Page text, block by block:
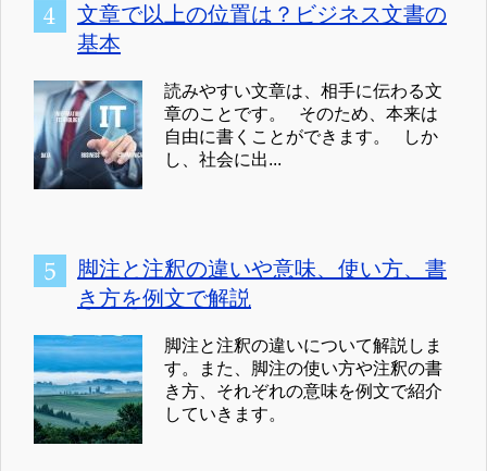
文章で以上の位置は？ビジネス文書の
基本
読みやすい文章は、相手に伝わる文
章のことです。 そのため、本来は
自由に書くことができます。 しか
し、社会に出...
脚注と注釈の違いや意味、使い方、書
き方を例文で解説
脚注と注釈の違いについて解説しま
す。また、脚注の使い方や注釈の書
き方、それぞれの意味を例文で紹介
していきます。